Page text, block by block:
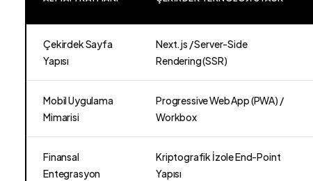
Çekirdek Sayfa
Yapısı
Next.js / Server-Side
Rendering (SSR)
Mobil Uygulama
Mimarisi
Progressive Web App (PWA) /
Workbox
Finansal
Entegrasyon
Kriptografik İzole End-Point
Yapısı